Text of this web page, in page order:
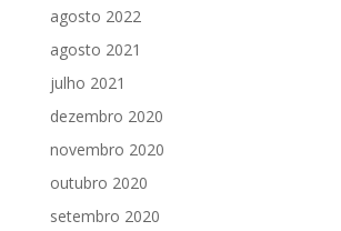
agosto 2022
agosto 2021
julho 2021
dezembro 2020
novembro 2020
outubro 2020
setembro 2020